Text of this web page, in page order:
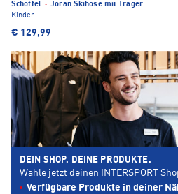
Schöffel · Joran Skihose mit Träger
Kinder
€ 129,99
DEIN SHOP. DEINE PRODUKTE.
Wähle jetzt deinen INTERSPORT
Verfügbare Produkte in deiner